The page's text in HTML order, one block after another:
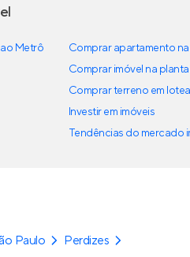
Metrô
Comprar apartamento
Comprar imóvel na planta
Comprar terreno em
Investir em imóveis
Tendências do mercado
Paulo
Perdizes